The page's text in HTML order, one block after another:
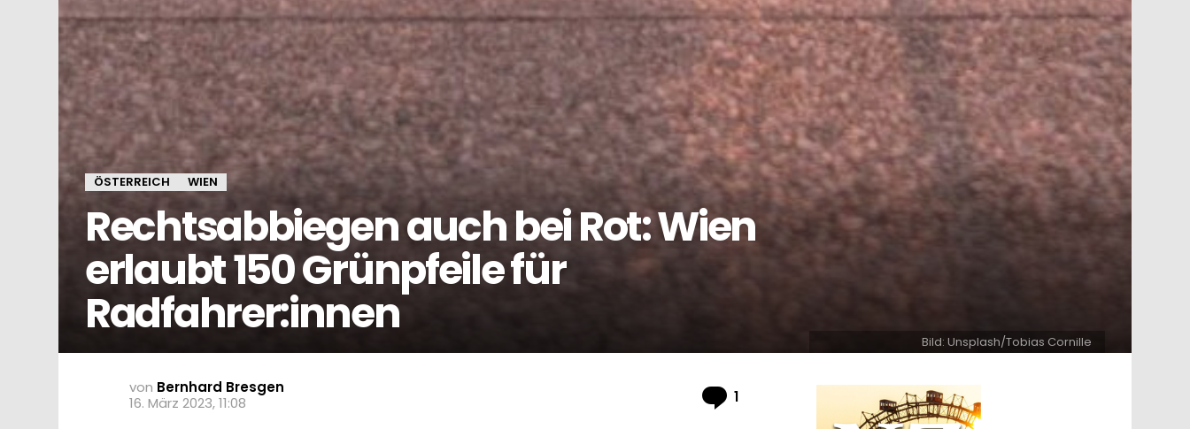
ÖSTERREICH WIEN
Rechtsabbiegen auch bei Rot: Wien
erlaubt 150 Grünpfeile für
Radfahrer:innen
Bild: Unsplash/Tobias Cornille
von Bernhard Bresgen
16. März 2023, 11:08
1 Kommentar